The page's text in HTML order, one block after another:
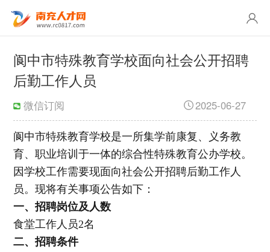
阆中市特殊教育学校面向社会公开招聘
后勤工作人员
微信订阅 2025-06-27
阆中市特殊教育学校是一所集学前康复、义务教
育、职业培训于一体的综合性特殊教育公办学校。
因学校工作需要现面向社会公开招聘后勤工作人
员。现将有关事项公告如下：
一、招聘岗位及人数
食堂工作人员2名
二、招聘条件